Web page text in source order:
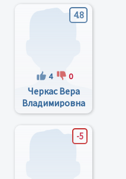
4.8
4 0
Черкас Вера
Владимировна
-5